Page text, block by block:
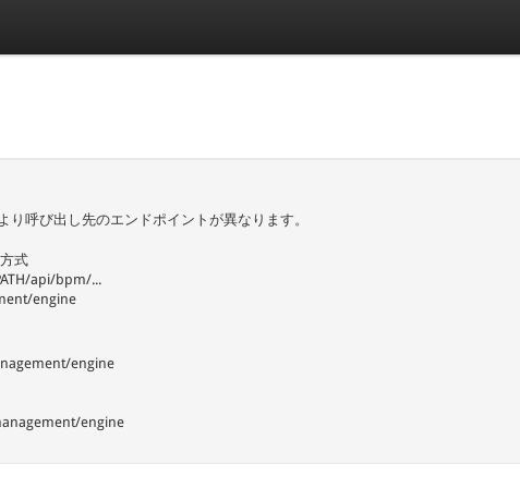
り呼び出し先のエンドポイントが異なります。
式
api/bpm/...
engine
engine
engine